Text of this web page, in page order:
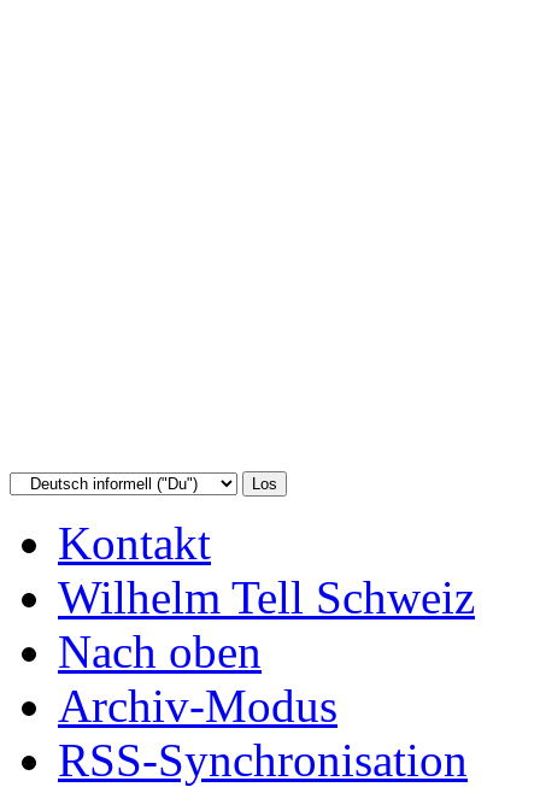
Kontakt
Wilhelm Tell Schweiz
Nach oben
Archiv-Modus
RSS-Synchronisation